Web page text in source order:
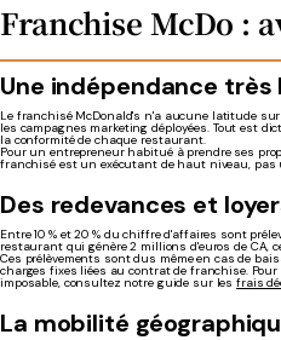
Franchise McDo :
Une indépendance très
Le franchisé McDonald's n'a aucune latitude
les campagnes marketing déployées. Tout est
la conformité de chaque restaurant.
Pour un entrepreneur habitué à prendre ses
franchisé est un exécutant de haut niveau, pas
Des redevances et
Entre 10 % et 20 % du chiffre d'affaires sont
restaurant qui génère 2 millions d'euros de CA,
Ces prélèvements sont dus même en cas de
charges fixes liées au contrat de franchise.
imposable, consultez notre guide sur lesfrais
La mobilité